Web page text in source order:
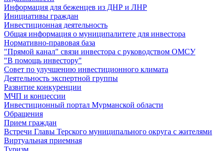
Информация для беженцев из ДНР и ЛНР
Инициативы граждан
Инвестиционная деятельность
Общая информация о муниципалитете для инвестора
Нормативно-правовая база
"Прямой канал" связи инвестора с руководством ОМСУ
"В помощь инвестору"
Совет по улучшению инвестиционного климата
Деятельность экспертной группы
Развитие конкуренции
МЧП и концессии
Инвестиционный портал Мурманской области
Обращения
Прием граждан
Встречи Главы Терского муниципального округа с жителями
Виртуальная приемная
Туризм